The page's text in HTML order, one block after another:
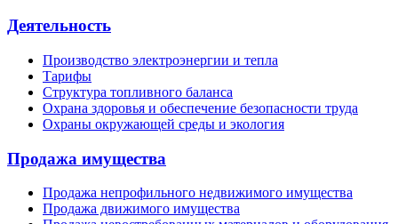
Деятельность
Производство электроэнергии и тепла
Тарифы
Структура топливного баланса
Охрана здоровья и обеспечение безопасности труда
Охраны окружающей среды и экология
Продажа имущества
Продажа непрофильного недвижимого имущества
Продажа движимого имущества